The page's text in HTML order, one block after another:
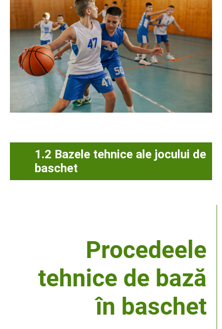
1.2 Bazele tehnice ale jocului de
baschet
Procedeele
tehnice de bază
în baschet